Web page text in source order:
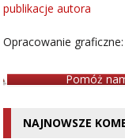
publikacje autora
Opracowanie
Pomóż
NAJNOWSZE